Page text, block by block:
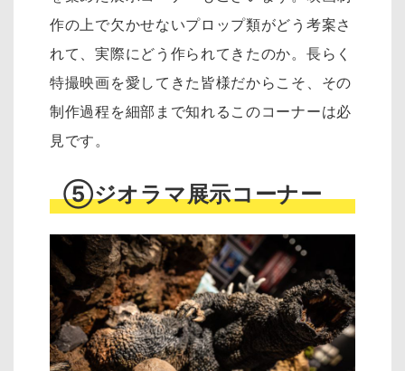
作の上で欠かせないプロップ類がどう考案さ
れて、実際にどう作られてきたのか。長らく
特撮映画を愛してきた皆様だからこそ、その
制作過程を細部まで知れるこのコーナーは必
見です。
⑤ジオラマ展示コーナー